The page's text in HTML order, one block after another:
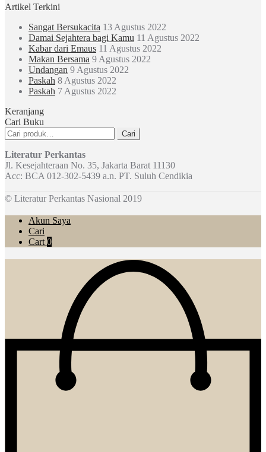
Artikel Terkini
Sangat Bersukacita 13 Agustus 2022
Damai Sejahtera bagi Kamu 11 Agustus 2022
Kabar dari Emaus 11 Agustus 2022
Makan Bersama 9 Agustus 2022
Undangan 9 Agustus 2022
Paskah 8 Agustus 2022
Paskah 7 Agustus 2022
Keranjang
Cari Buku
Pencarian
untuk:
Cari
Literatur Perkantas
Jl. Kesejahteraan No. 35, Jakarta Barat 11130
Acc: BCA 012-302-5439 a.n. PT. Suluh Cendikia
© Literatur Perkantas Nasional 2019
Akun Saya
Cari
Cart 0